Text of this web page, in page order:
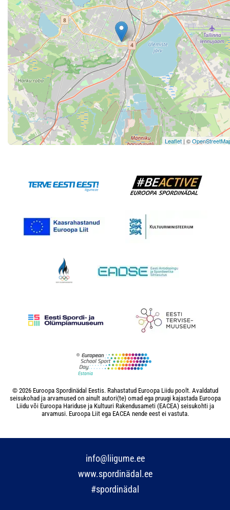
Leaflet | ©
© 2026 Euroopa Spordinädal Eestis. Rahastatud Euroopa Liidu poolt. Avaldatud
seisukohad ja arvamused on ainult autori(te) omad ega pruugi kajastada Euroopa
Liidu või Euroopa Hariduse ja Kultuuri Rakendusameti (EACEA) seisukohti ja
arvamusi. Euroopa Liit ega EACEA nende eest ei vastuta.
info@liigume.ee
www.spordinädal.ee
#spordinädal